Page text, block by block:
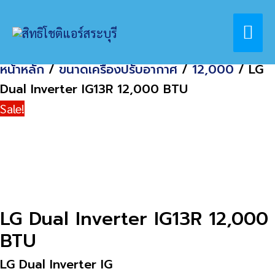
Home
สินค้า
LG Dual Inverter IG13R 12,000 BTU
หน้าหลัก/ขนาดเครื่องปรับอากาศ/12,000/ LG
Dual Inverter IG13R 12,000 BTU
Sale!
LG Dual Inverter IG13R 12,000
BTU
LG Dual Inverter IG